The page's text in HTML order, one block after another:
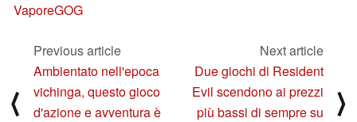
VaporeGOG
⟨
Previous article
Ambientato nell'epoca
vichinga, questo gioco
d'azione e avventura è
Next article
Due giochi di Resident
Evil scendono ai prezzi
più bassi di sempre su
⟩